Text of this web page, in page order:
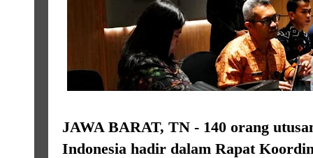
JAWA BARAT, TN - 140 orang
Indonesia hadir dalam Rapat